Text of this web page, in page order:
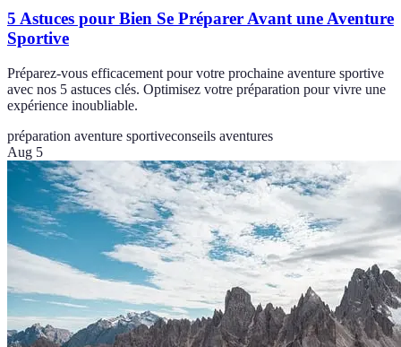
5 Astuces pour Bien Se Préparer Avant une Aventure
Sportive
Préparez-vous efficacement pour votre prochaine aventure sportive
avec nos 5 astuces clés. Optimisez votre préparation pour vivre une
expérience inoubliable.
préparation aventure sportiveconseils aventures
Aug 5